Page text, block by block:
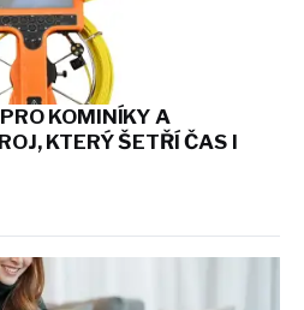
KOMINÍKY A
KTERÝ ŠETŘÍ ČAS I